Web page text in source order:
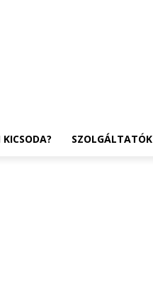
KICSODA? SZOLGÁLTATÓK